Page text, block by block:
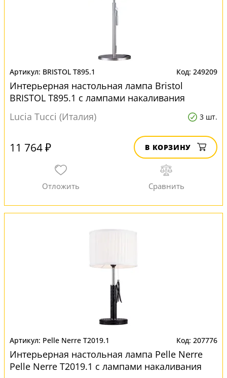
BRISTOL T895.1 249209
Интерьерная настольная лампа Bristol
BRISTOL T895.1 с лампами накаливания
Lucia Tucci (Италия)
3 шт.
11 764 ₽ В КОРЗИНУ
Pelle Nerre T2019.1 207776
Интерьерная настольная лампа Pelle Nerre
Pelle Nerre T2019.1 с лампами накаливания